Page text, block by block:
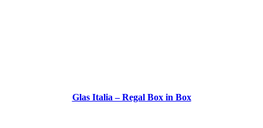
Glas Italia – Regal Box in Box